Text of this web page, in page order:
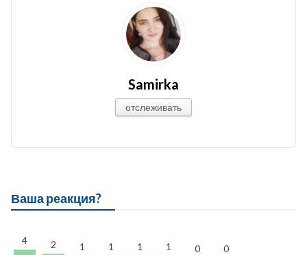
Samirka
отслеживать
Ваша реакция?
4 2 1 1 1 1 0 0